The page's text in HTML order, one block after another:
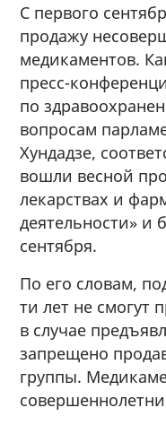
С первого
продажу
медикаментов.
пресс-
по
вопросам
Хундадзе,
вошли весной
лекарствах и
деятельности» и
сентября.
По его словам,
ти лет не смогут
в случае
запрещено
группы.